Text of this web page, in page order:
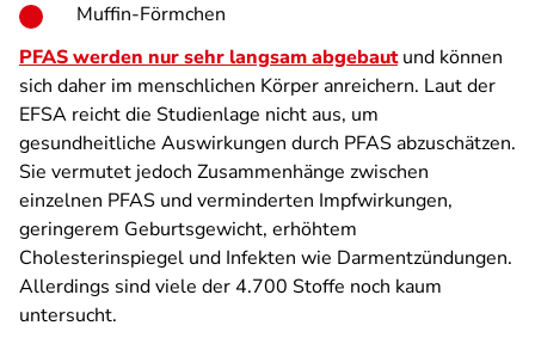
Muffin-Förmchen
PFAS werden nur sehr langsam abgebautund können
sich daher im menschlichen Körper anreichern. Laut der
EFSA reicht die Studienlage nicht aus, um
gesundheitliche Auswirkungen durch PFAS abzuschätzen.
Sie vermutet jedoch Zusammenhänge zwischen
einzelnen PFAS und verminderten Impfwirkungen,
geringerem Geburtsgewicht, erhöhtem
Cholesterinspiegel und Infekten wie Darmentzündungen.
Allerdings sind viele der 4.700 Stoffe noch kaum
untersucht.